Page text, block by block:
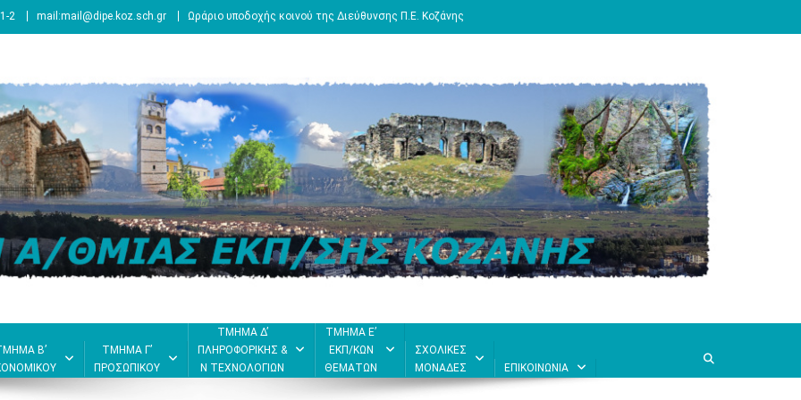
2 mail:mail@dipe.koz.sch.gr Ωράριο υποδοχής κοινού της Διεύθυνσης Π.Ε. Κοζάνης
Β’
ΤΜΗΜΑ Γ’
ΠΡΟΣΩΠΙΚΟΥ
ΤΜΗΜΑ Δ’
ΠΛΗΡΟΦΟΡΙΚΗΣ &
Ν ΤΕΧΝΟΛΟΓΙΩΝ
ΤΜΗΜΑ Ε’
ΕΚΠ/ΚΩΝ
ΘΕΜΑΤΩΝ
ΣΧΟΛΙΚΕΣ
ΜΟΝΑΔΕΣ
ΕΠΙΚΟΙΝΩΝΙΑ